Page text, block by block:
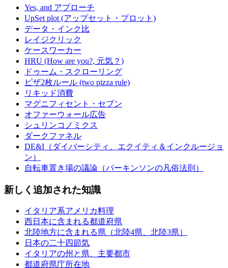
Yes, and アプローチ
UpSet plot (アップセット・プロット)
データ・インク比
レイジクリック
ケースワーカー
HRU (How are you?, 元気？)
ドゥーム・スクローリング
ピザ2枚ルール (two pizza rule)
リキッド消費
マグニフィセント・セブン
オファーウォール広告
シュリンコノミクス
ダークファネル
DE&I（ダイバーシティ、エクイティ＆インクルージョ
ン）
自転車置き場の議論（パーキンソンの凡俗法則）
新しく追加された知識
イタリア系アメリカ料理
西日本に含まれる都道府県
北陸地方に含まれる県（北陸4県、北陸3県）
日本の二十四節気
イタリアの州と県、主要都市
都道府県庁所在地